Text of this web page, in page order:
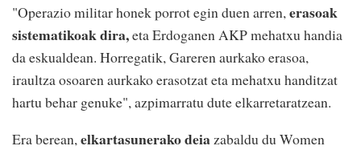
"Operazio militar honek porrot egin duen arren,erasoak
sistematikoak dira,eta Erdoganen AKP mehatxu handia
da eskualdean. Horregatik, Gareren aurkako erasoa,
iraultza osoaren aurkako erasotzat eta mehatxu handitzat
hartu behar genuke", azpimarratu dute elkarretaratzean.
Era berean, elkartasunerako deia zabaldu du Women